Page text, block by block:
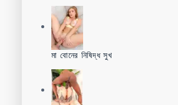
মা বোনের নিষিদ্ধ সুখ